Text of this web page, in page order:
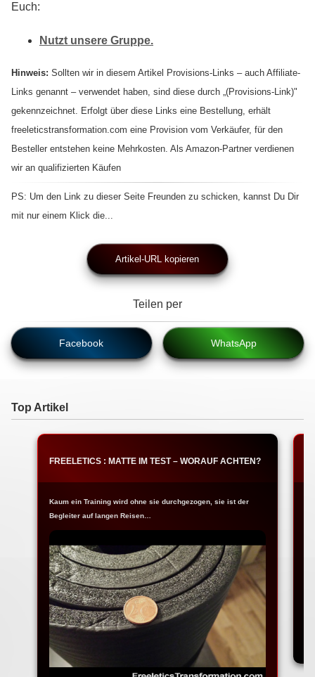
Euch:
Nutzt unsere Gruppe.
Hinweis: Sollten wir in diesem Artikel Provisions-Links – auch Affiliate-
Links genannt – verwendet haben, sind diese durch „(Provisions-Link)"
gekennzeichnet. Erfolgt über diese Links eine Bestellung, erhält
freeleticstransformation.com eine Provision vom Verkäufer, für den
Besteller entstehen keine Mehrkosten. Als Amazon-Partner verdienen
wir an qualifizierten Käufen
PS: Um den Link zu dieser Seite Freunden zu schicken, kannst Du Dir
mit nur einem Klick die...
Artikel-URL kopieren
Teilen per
Facebook WhatsApp
Top Artikel
FREELETICS : MATTE IM TEST – WORAUF ACHTEN?
Kaum ein Training wird ohne sie durchgezogen, sie ist der
Begleiter auf langen Reisen…